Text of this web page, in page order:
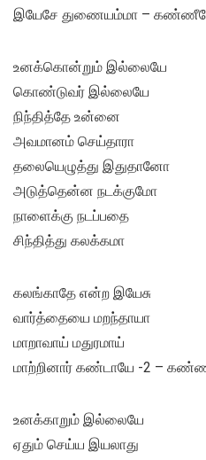
இயேசே துணையம்மா –
உனக்கொன்றும் இல்லையே
கொண்டுவர் இல்லையே
நிந்தித்தே உன்னை
அவமானம் செய்தாரா
தலையெழுத்து இதுதானோ
அடுத்தென்ன நடக்குமோ
நாளைக்கு நடப்பதை
சிந்தித்து கலக்கமா
கலங்காதே என்ற இயேசு
வார்த்தையை மறந்தாயா
மாறாவாய் மதுரமாய்
மாற்றினார் கண்டாயே -2 –
உனக்காறும் இல்லையே
ஏதும் செய்ய இயலாது